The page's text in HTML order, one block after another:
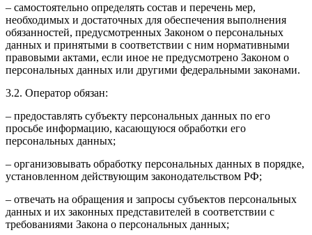
– самостоятельно определять состав и перечень мер,
необходимых и достаточных для обеспечения выполнения
обязанностей, предусмотренных Законом о персональных
данных и принятыми в соответствии с ним нормативными
правовыми актами, если иное не предусмотрено Законом о
персональных данных или другими федеральными законами.
3.2. Оператор обязан:
– предоставлять субъекту персональных данных по его
просьбе информацию, касающуюся обработки его
персональных данных;
– организовывать обработку персональных данных в порядке,
установленном действующим законодательством РФ;
– отвечать на обращения и запросы субъектов персональных
данных и их законных представителей в соответствии с
требованиями Закона о персональных данных;